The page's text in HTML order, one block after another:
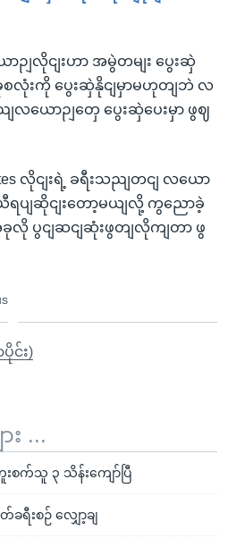
ာဉျလိုငျးဟာ အမွဲတမျး ပွေးဆှဲ
စလုံးကို ပွေးဆှဲနိုငျမှာမဟုတျဘဲ လ
လယောဉျတှေ ပွေးဆှဲပေးမှာ ဖွဈ
လိုငျးရဲ့ ခရီးသညျတငျ လယော
ရပျဆိုငျးတော့မယျလို့ ကွညောခဲ့
အခုလို ပွငျဆငျဆုံးဖွတျလိုကျတာ ဖွ
င်း)
...
းစက်သူ ၃ သိန်းကျော်ပြီ
ရီးစဉ် လျှော့ချ